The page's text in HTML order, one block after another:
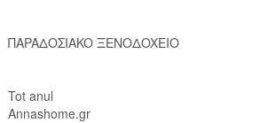
ΠAPAΔOΣIAKO ΞENOΔOXEIO
Tot anul
Annashome.gr